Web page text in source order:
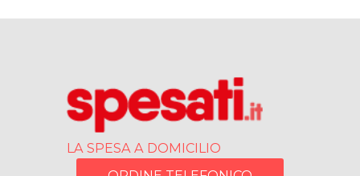
LA SPESA A DOMICILIO